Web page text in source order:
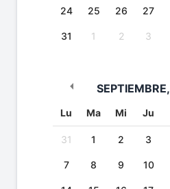
24 25 26 27
31 1 2 3
SEPTIEMBRE,
Lu Ma Mi Ju
31 1 2 3
7 8 9 10